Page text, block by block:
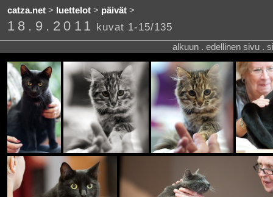
catza.net> luettelot> päivät>
18.9.2011 kuvat 1-15/135
alkuun . edellinen sivu .